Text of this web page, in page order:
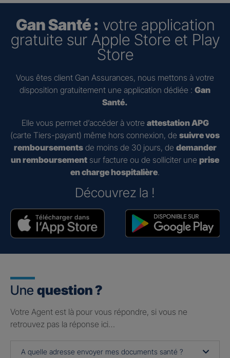
Gan Santé : votre application
gratuite sur Apple Store et Play
Store
Vous êtes client Gan Assurances, nous mettons à votre
disposition gratuitement une application dédiée : Gan
Santé.
Elle vous permet d’accéder à votre attestation APG
(carte Tiers-payant) même hors connexion, de suivre vos
remboursementsde moins de 30 jours, de demander
un remboursement sur facture ou de solliciter une prise
en charge hospitalière.
Découvrez la !
Une question ?
Votre Agent est là pour vous répondre, si vous ne
retrouvez pas la réponse ici…
A quelle adresse envoyer mes documents santé ?